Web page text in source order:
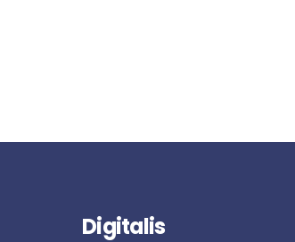
Digitalis